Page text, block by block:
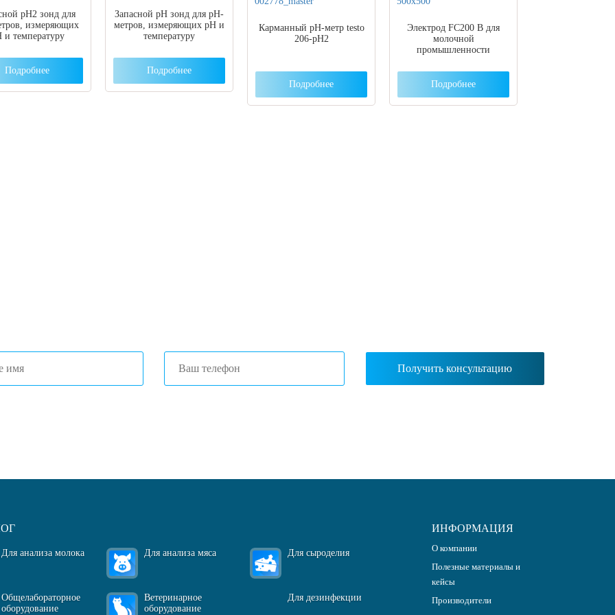
pH2 зонд для
измеряющих
и температуру
Подробнее
Запасной pH зонд для pH-
метров, измеряющих pH и
температуру
Подробнее
Карманный pH-метр testo
206-pH2
Подробнее
Электрод FC200 B для
молочной
промышленности
Подробнее
Для анализа молока Для анализа мяса Для сыроделия
Общелабораторное
оборудование
Ветеринарное
оборудование
Для дезинфекции
ИНФОРМАЦИЯ
О компании
Полезные материалы и
кейсы
Производители